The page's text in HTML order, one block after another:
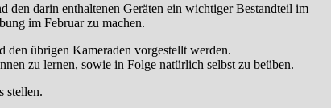
den darin enthaltenen Geräten ein wichtiger Bestandteil im
im Februar zu machen.
den übrigen Kameraden vorgestellt werden.
zu lernen, sowie in Folge natürlich selbst zu beüben.
stellen.